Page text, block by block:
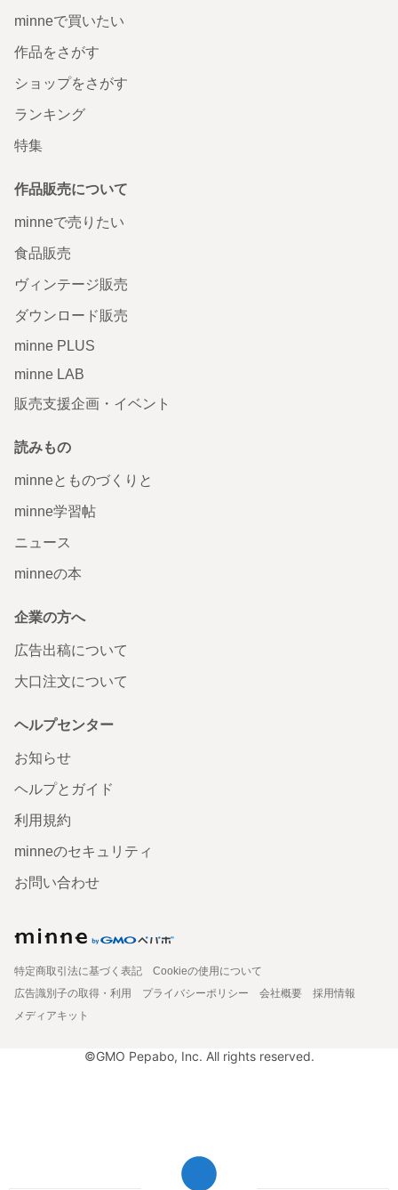
minneで買いたい
作品をさがす
ショップをさがす
ランキング
特集
作品販売について
minneで売りたい
食品販売
ヴィンテージ販売
ダウンロード販売
minne PLUS
minne LAB
販売支援企画・イベント
読みもの
minneとものづくりと
minne学習帖
ニュース
minneの本
企業の方へ
広告出稿について
大口注文について
ヘルプセンター
お知らせ
ヘルプとガイド
利用規約
minneのセキュリティ
お問い合わせ
特定商取引法に基づく表記
Cookieの使用について
広告識別子の取得・利用
プライバシーポリシー 会社概要
採用情報
メディアキット
©GMO Pepabo, Inc. All rights reserved.